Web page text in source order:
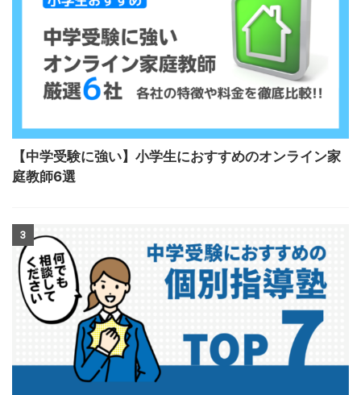
【中学受験に強い】小学生におすすめのオンライン家
庭教師6選
3